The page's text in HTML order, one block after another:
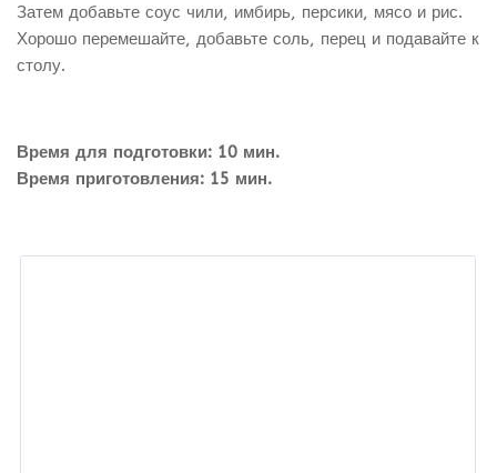
Затем добавьте соус чили, имбирь, персики, мясо и рис.
Хорошо перемешайте, добавьте соль, перец и подавайте к
столу.
Время для подготовки: 10 мин.
Время приготовления: 15 мин.